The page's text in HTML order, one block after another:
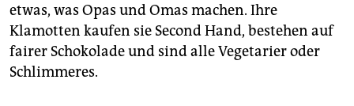
etwas, was Opas und Omas machen. Ihre
Klamotten kaufen sie Second Hand, bestehen auf
fairer Schokolade und sind alle Vegetarier oder
Schlimmeres.